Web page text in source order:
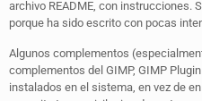
archivo README, con instrucciones.
porque ha sido escrito con pocas
Algunos complementos
complementos del GIMP, GIMP
instalados en el sistema, en vez de